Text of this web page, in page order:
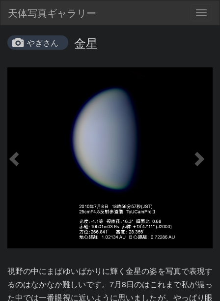
天体写真ギャラリー
やぎさん 金星
視野の中にまばゆいばかりに輝く金星の姿を写真で表現す
るのはなかなか難しいです。7月8日のはこれまで私が撮っ
た中では一番眼視に近いように思いましたが、やっぱり眼